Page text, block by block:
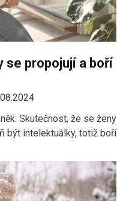
se propojují a boří
Skutečnost, že se ženy
být intelektuálky, totiž boří